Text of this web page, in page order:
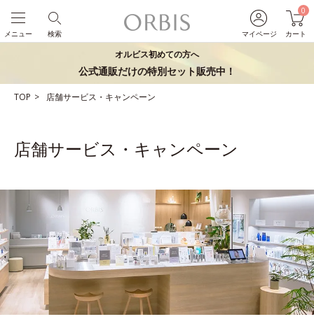
マイページ
0
カート
検索
メニュー
オルビス初めての方へ
公式通販だけの特別セット販売中！
TOP 店舗サービス・キャンペーン
店舗サービス・キャンペーン